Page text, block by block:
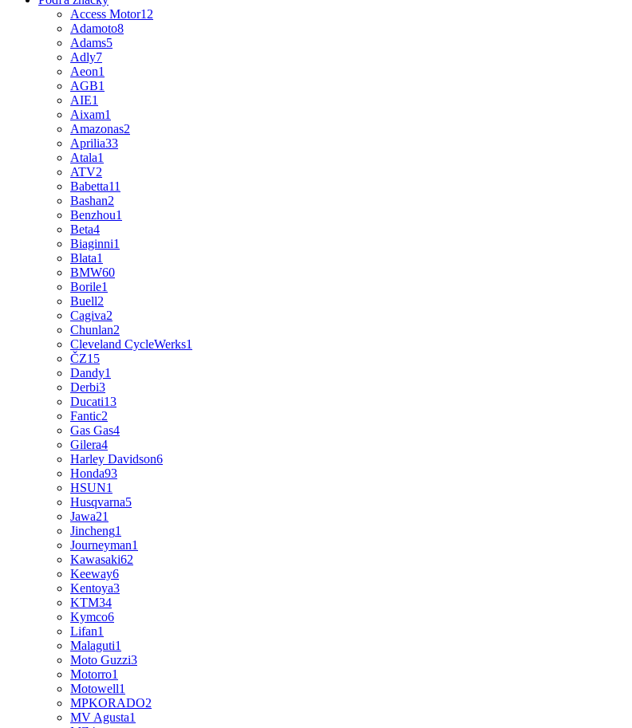
Access Motor12
Adamoto8
Adams5
Adly7
Aeon1
AGB1
AIE1
Aixam1
Amazonas2
Aprilia33
Atala1
ATV2
Babetta11
Bashan2
Benzhou1
Beta4
Biaginni1
Blata1
BMW60
Borile1
Buell2
Cagiva2
Chunlan2
Cleveland CycleWerks1
ČZ15
Dandy1
Derbi3
Ducati13
Fantic2
Gas Gas4
Gilera4
Harley Davidson6
Honda93
HSUN1
Husqvarna5
Jawa21
Jincheng1
Journeyman1
Kawasaki62
Keeway6
Kentoya3
KTM34
Kymco6
Lifan1
Malaguti1
Moto Guzzi3
Motorro1
Motowell1
MPKORADO2
MV Agusta1